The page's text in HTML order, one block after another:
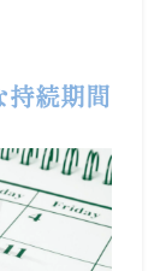
持続期間